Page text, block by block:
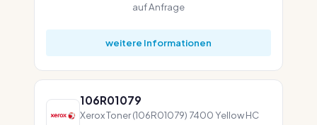
auf Anfrage
weitere Informationen
106R01079
Xerox Toner (106R01079) 7400 Yellow HC